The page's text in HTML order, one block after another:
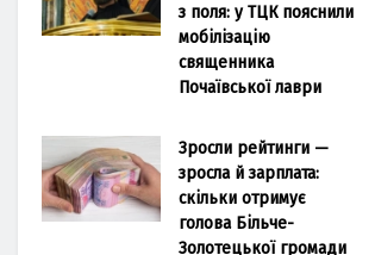
з поля: у ТЦК пояснили
мобілізацію
священника
Почаївської лаври
Зросли рейтинги —
зросла й зарплата:
скільки отримує
голова Більче-
Золотецької громади